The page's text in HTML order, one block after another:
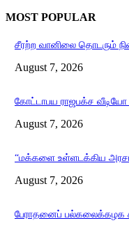
MOST POPULAR
சீரற்ற வானிலை தொடரும்
August 7, 2026
கோட்டாபய ராஜபக்ச வீடியோ
August 7, 2026
“மக்களை உள்ளடக்கிய
August 7, 2026
பேராதனைப் பல்கலைக்கழக